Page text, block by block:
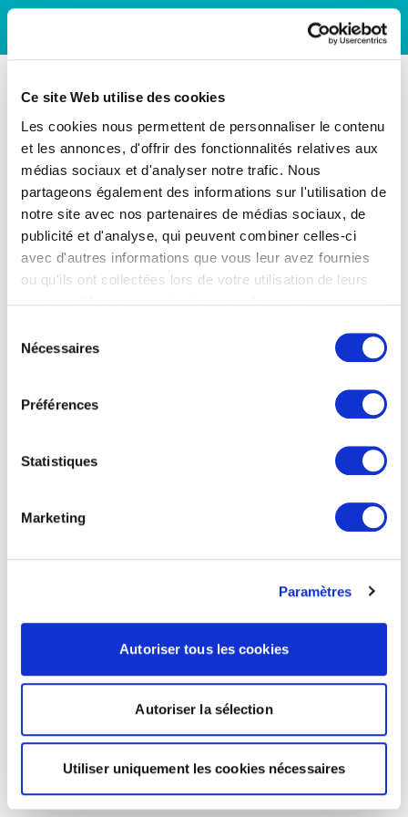
Ce site Web utilise des cookies
Les cookies nous permettent de personnaliser le contenu
et les annonces, d'offrir des fonctionnalités relatives aux
médias sociaux et d'analyser notre trafic. Nous
partageons également des informations sur l'utilisation de
notre site avec nos partenaires de médias sociaux, de
publicité et d'analyse, qui peuvent combiner celles-ci
avec d'autres informations que vous leur avez fournies
ou qu'ils ont collectées lors de votre utilisation de leurs
Nécessaires
Préférences
Statistiques
Marketing
Paramètres
Autoriser tous les cookies
Autoriser la sélection
Utiliser uniquement les cookies nécessaires